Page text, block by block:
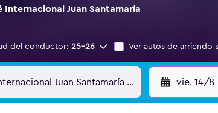
Internacional Juan Santamaría
del conductor: 25-26 Ver autos de arriendo
vie. 14/8